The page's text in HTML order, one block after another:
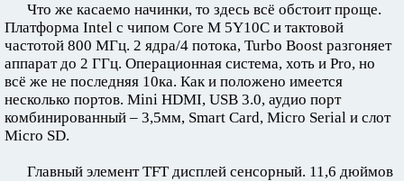
Что же касаемо начинки, то здесь всё обстоит проще.
Платформа Intel с чипом Core M 5Y10C и тактовой
частотой 800 МГц. 2 ядра/4 потока, Turbo Boost разгоняет
аппарат до 2 ГГц. Операционная система, хоть и Pro, но
всё же не последняя 10ка. Как и положено имеется
несколько портов. Mini HDMI, USB 3.0, аудио порт
комбинированный – 3,5мм, Smart Card, Micro Serial и слот
Micro SD.
Главный элемент TFT дисплей сенсорный. 11,6 дюймов